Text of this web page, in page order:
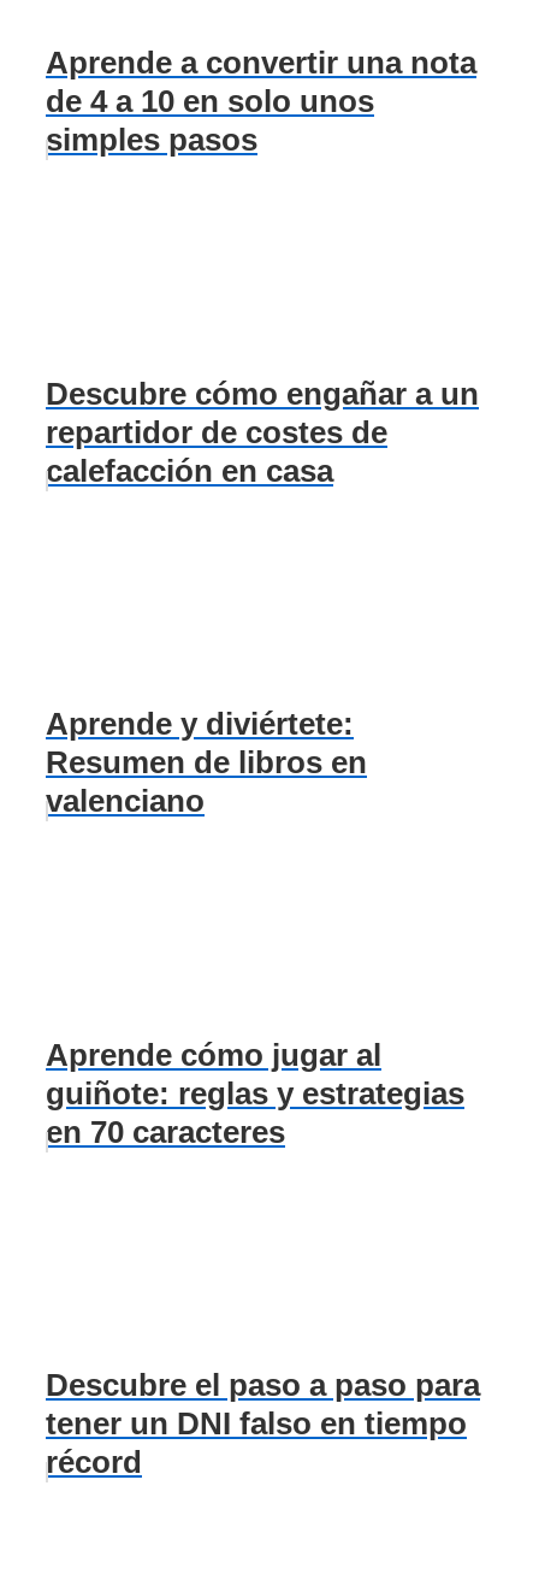
Aprende a convertir una nota
de 4 a 10 en solo unos
simples pasos
Descubre cómo engañar a un
repartidor de costes de
calefacción en casa
Aprende y diviértete:
Resumen de libros en
valenciano
Aprende cómo jugar al
guiñote: reglas y estrategias
en 70 caracteres
Descubre el paso a paso para
tener un DNI falso en tiempo
récord